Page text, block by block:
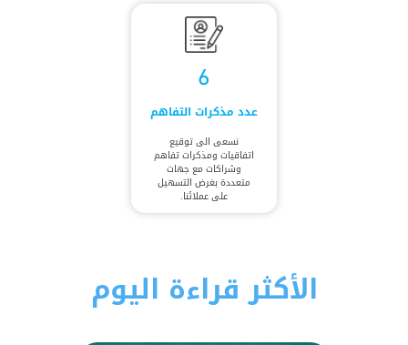
6
عدد مذكرات التفاهم
نسعى الى توقيع
اتفاقيات ومذكرات تفاهم
وشراكات مع جهات
متعددة بغرض التسهيل
على عملائنا.
الأكثر قراءة اليوم